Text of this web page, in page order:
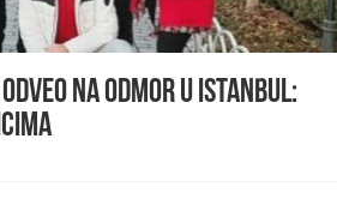
na odmor u Istanbul: